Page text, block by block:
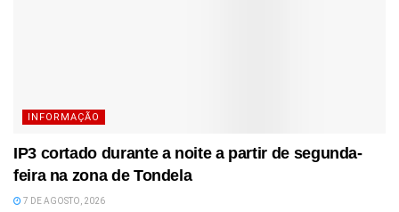
INFORMAÇÃO
IP3 cortado durante a noite a partir de segunda-
feira na zona de Tondela
7 DE AGOSTO, 2026